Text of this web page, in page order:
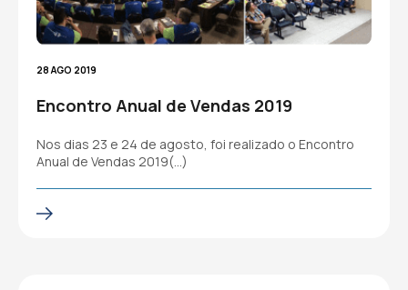
28 AGO 2019
Encontro Anual de Vendas 2019
Nos dias 23 e 24 de agosto, foi realizado o Encontro
Anual de Vendas 2019(…)